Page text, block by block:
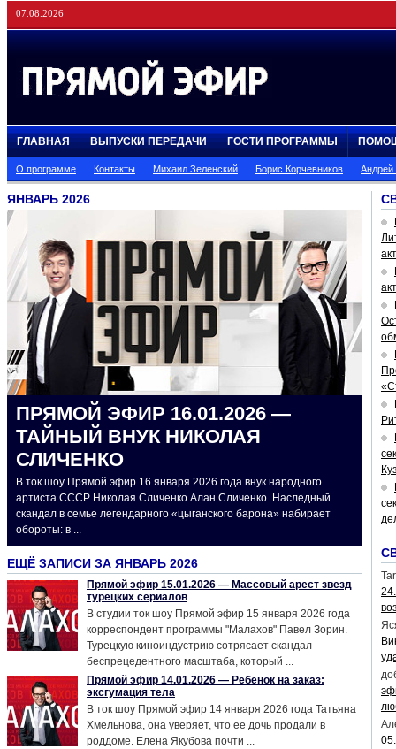
07.08.2026
ГЛАВНАЯ ВЫПУСКИ ПЕРЕДАЧИ ГОСТИ ПРОГРАММЫ
О программе Контакты Михаил Зеленский Борис Корчевников
ЯНВАРЬ 2026
ПРЯМОЙ ЭФИР 16.01.2026 —
ТАЙНЫЙ ВНУК НИКОЛАЯ
СЛИЧЕНКО
В ток шоу Прямой эфир 16 января 2026 года внук народного
артиста СССР Николая Сличенко Алан Сличенко. Наследный
скандал в семье легендарного «цыганского барона» набирает
обороты: в ...
ЕЩЁ ЗАПИСИ ЗА ЯНВАРЬ 2026
Прямой эфир 15.01.2026 — Массовый арест звезд
турецких сериалов
В студии ток шоу Прямой эфир 15 января 2026 года
корреспондент программы "Малахов" Павел Зорин.
Турецкую киноиндустрию сотрясает скандал
беспрецедентного масштаба, который ...
Прямой эфир 14.01.2026 — Ребенок на заказ:
эксгумация тела
В ток шоу Прямой эфир 14 января 2026 года Татьяна
Хмельнова, она уверяет, что ее дочь продали в
роддоме. Елена Якубова почти ...